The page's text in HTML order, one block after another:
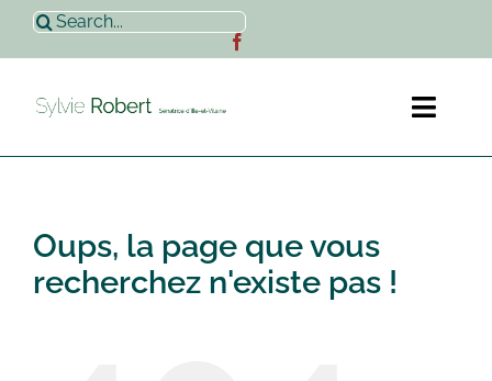
Passer
contenu
Rechercher:
Sylvie Robert
Oups, la page que vous
recherchez n'existe pas !